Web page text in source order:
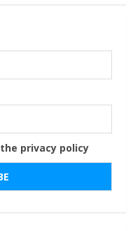
privacy policy